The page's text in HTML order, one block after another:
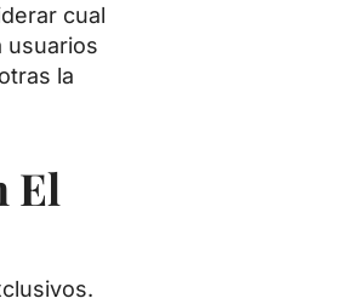
cual
usuarios
la
El